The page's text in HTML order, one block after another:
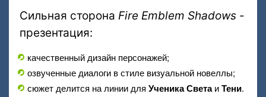
Сильная сторона Fire Emblem Shadows -
презентация:
качественный дизайн персонажей;
озвученные диалоги в стиле визуальной новеллы;
сюжет делится на линии для Ученика СветаиТени.